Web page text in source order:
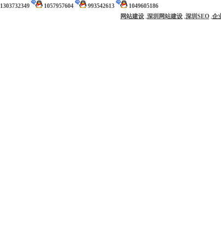
1303732349
1057957604 993542613
1049605186
网站建设 ,深圳网站建设 ,深圳SEO ,企